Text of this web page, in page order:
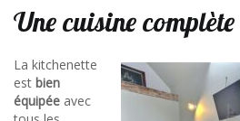
Une cuisine complète
La kitchenette
est bien
équipée avec